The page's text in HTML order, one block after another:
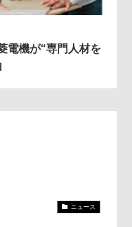
電機が“専門人材を
ニュース